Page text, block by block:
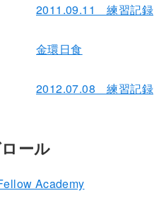
2011.09.11 練習記録
金環日食
2012.07.08 練習記録
ール
Academy